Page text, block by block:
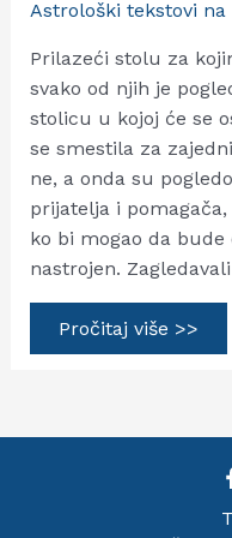
Astrološki tekstovi
Prilazeći stolu za
svako od njih je
stolicu u kojoj će se
se smestila za
ne, a onda su
prijatelja i
ko bi mogao da
nastrojen.
Stelijum
i
njegove
Pročitaj više >>